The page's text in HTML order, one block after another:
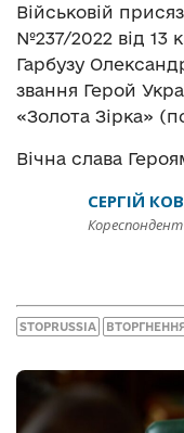
Військовій
№237/2022 від 13
Гарбузу
звання Герой
«Золота Зірка»
Вічна слава
СЕРГІЙ
STOPRUSSIA